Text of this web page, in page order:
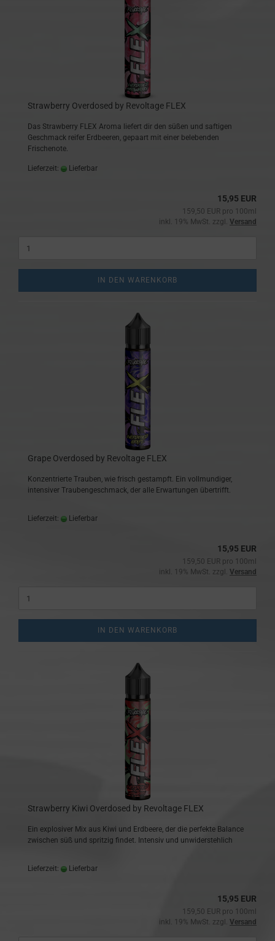
Strawberry Overdosed by Revoltage FLEX
Das Strawberry FLEX Aroma liefert dir den süßen und saftigen
Geschmack reifer Erdbeeren, gepaart mit einer belebenden
Frischenote.
Lieferzeit: Lieferbar
15,95 EUR
159,50 EUR pro 100ml
inkl. 19% MwSt. zzgl. Versand
IN DEN WARENKORB
Grape Overdosed by Revoltage FLEX
Konzentrierte Trauben, wie frisch gestampft. Ein vollmundiger,
intensiver Traubengeschmack, der alle Erwartungen übertrifft.
Lieferzeit: Lieferbar
15,95 EUR
159,50 EUR pro 100ml
inkl. 19% MwSt. zzgl. Versand
IN DEN WARENKORB
Strawberry Kiwi Overdosed by Revoltage FLEX
Ein explosiver Mix aus Kiwi und Erdbeere, der die perfekte Balance
zwischen süß und spritzig findet. Intensiv und unwiderstehlich
Lieferzeit: Lieferbar
15,95 EUR
159,50 EUR pro 100ml
inkl. 19% MwSt. zzgl. Versand